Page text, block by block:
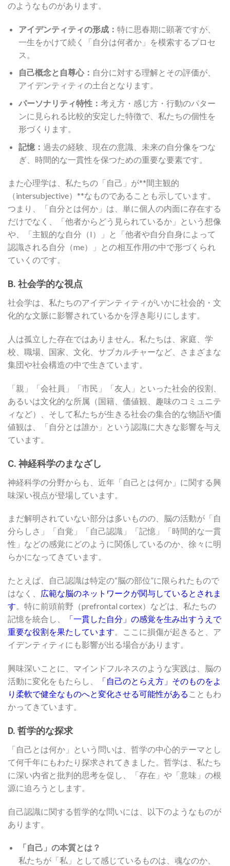
のようなものがあります。
アイデンティティの形成： 特に思春期に顕著ですが、
一生をかけて続く「自分は何者か」を模索するプロセ
ス。
自己概念と自尊心： 自分に対する理解とその評価が、
アイデンティティの土台となります。
パーソナリティ特性： 考え方・感じ方・行動のパター
ンに見られる比較的安定した特徴で、私たちの個性を
形づくります。
記憶： 過去の経験、現在の意識、未来の自分像をつな
ぎ、時間的な一貫性を保つための重要な要素です。
また心理学は、私たちの「自己」が**間主観的
（intersubjective）**なものであることも示しています。
つまり、「自分とは何か」は、単に個人の内面に存在する
だけでなく、「他者からどう見られているか」という想像
や、「主観的な自分（I）」と「他者や自分自身によって
認識される自分（me）」との相互作用の中で形づくられ
ていくのです。
B. 社会学的な視点
社会学は、私たちのアイデンティティがいかに社会的・文
化的な文脈に影響されているかを浮き彫りにします。
人は孤立した存在ではありません。私たちは、家庭、学
校、職場、国家、文化、サブカルチャーなど、さまざまな
集団や社会構造の中で生きています。
「親」「会社員」「市民」「友人」といった社会的役割、
あるいは文化的な所属（国籍、価値観、趣味のコミュニテ
ィなど）、そして私たちが生きる社会の集合的な物語や価
値観は、「自分とは誰か」という認識に大きな影響を与え
ています。
C. 神経科学のまなざし
神経科学の分野からも、近年「自己とは何か」に関する興
味深い視点が登場しています。
まだ解明されていない部分は多いものの、脳の活動が「自
分らしさ」「自覚」「自己認識」「記憶」「時間的な一貫
性」などの感覚にどのように関係しているのか、徐々に明
らかになってきています。
たとえば、自己認識は特定の“脳の部位”に限られたもので
はなく、
広範な脳のネットワークが関与しているとされま
す。特に前頭前野（prefrontal cortex）などは、私たちの
記憶を統合し、
「一貫した自分」の感覚を生み出すうえで
重要な役割を果たしています。ここに損傷が起きると、ア
イデンティティにも影響が出る場合があります。
興味深いことに、マインドフルネスのような実践は、脳の
活動に変化をもたらし、
「自己のとらえ方」そのものをよ
り柔軟で健全なものへと変化させる可能性がある こともわ
かってきています。
D. 哲学的な探求
「自己とは何か」という問いは、哲学の中心的テーマとし
て何千年にもわたり探求されてきました。哲学は、私たち
に深い内省と批判的思考を促し、「存在」や「意味」の根
源に迫ろうとします。
自己認識に関する哲学的な問いには、以下のようなものが
あります。
「自己」の本質とは？
私たちが「私」として感じているものは、魂なのか、